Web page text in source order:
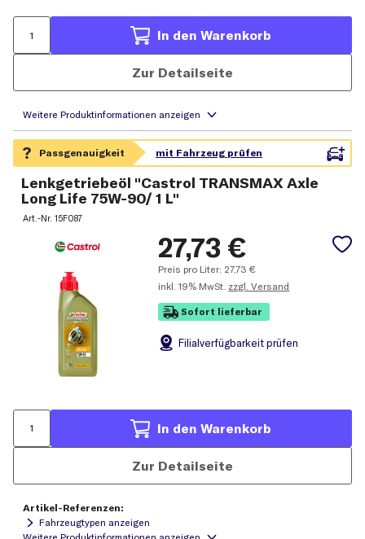
In den Warenkorb
Zur Detailseite
Lenkgetriebeöl "Castrol TRANSMAX Axle
Long Life 75W-90/ 1 L"
Art.-Nr.15F087
27,73 €
Preis pro Liter: 27,73 €
inkl. 19% MwSt. zzgl. Versand
Sofort lieferbar
Filialverfügbarkeit prüfen
In den Warenkorb
Zur Detailseite
Artikel-Referenzen:
Fahrzeugtypen anzeigen